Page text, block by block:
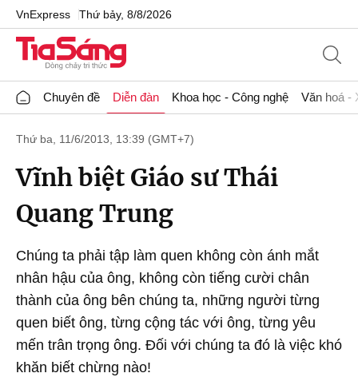
VnExpress Thứ bảy, 8/8/2026
Chuyên đề Diễn đàn Khoa học - Công nghệ Văn hoá -
Thứ ba, 11/6/2013, 13:39 (GMT+7)
Vĩnh biệt Giáo sư Thái
Quang Trung
Chúng ta phải tập làm quen không còn ánh mắt
nhân hậu của ông, không còn tiếng cười chân
thành của ông bên chúng ta, những người từng
quen biết ông, từng cộng tác với ông, từng yêu
mến trân trọng ông. Đối với chúng ta đó là việc khó
khăn biết chừng nào!